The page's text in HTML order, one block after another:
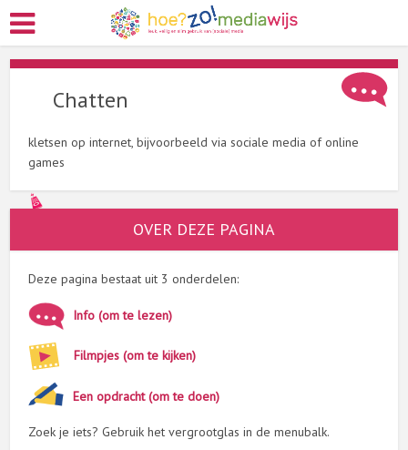
Chatten
kletsen op internet, bijvoorbeeld via sociale media of online
games
OVER DEZE PAGINA
Deze pagina bestaat uit 3 onderdelen:
Info (om te lezen)
Filmpjes (om te kijken)
Een opdracht (om te doen)
Zoek je iets? Gebruik het vergrootglas in de menubalk.